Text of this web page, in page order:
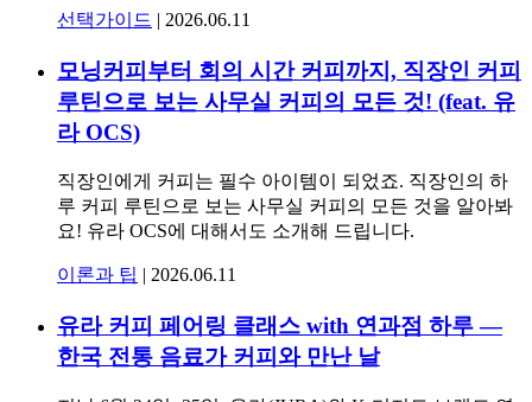
선택가이드 | 2026.06.11
모닝커피부터 회의 시간 커피까지, 직장인 커피
루틴으로 보는 사무실 커피의 모든 것! (feat. 유
라 OCS)
직장인에게 커피는 필수 아이템이 되었죠. 직장인의 하
루 커피 루틴으로 보는 사무실 커피의 모든 것을 알아봐
요! 유라 OCS에 대해서도 소개해 드립니다.
이론과 팁 | 2026.06.11
유라 커피 페어링 클래스 with 연과점 하루 —
한국 전통 음료가 커피와 만난 날